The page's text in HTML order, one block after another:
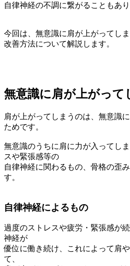
自律神経の不調に繋がることもあり
今回は、無意識に肩が上がってし
改善方法について解説します。
無意識に肩が上がって
肩が上がってしまうのは、無意識
ためです。
無意識のうちに肩に力が入ってし
スや緊張感等の
自律神経に関わるもの、骨格の歪
す。
自律神経によるもの
過度のストレスや疲労・緊張感が
神経が
優位に働き続け、これによって肩
て、